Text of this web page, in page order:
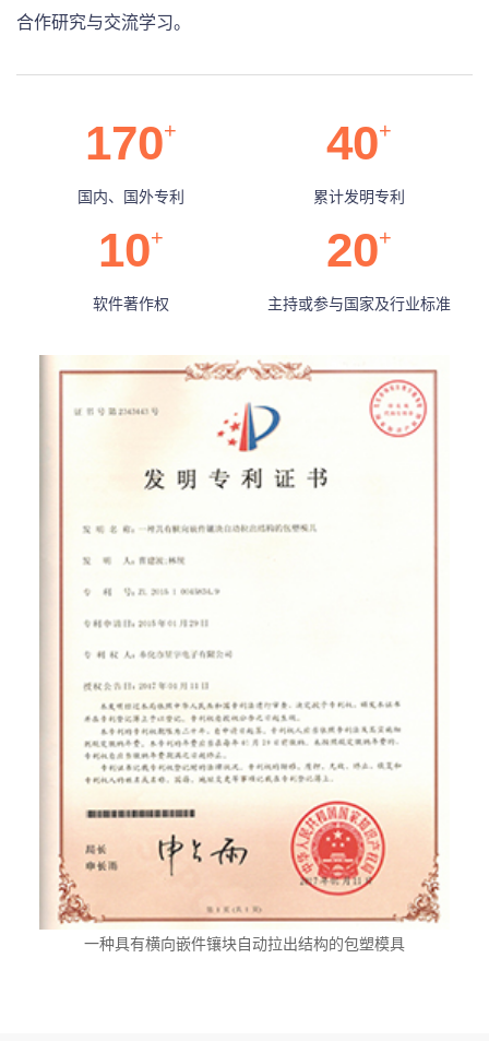
合作研究与交流学习。
170+
国内、国外专利
40+
累计发明专利
10+
软件著作权
20+
主持或参与国家及行业标准
一种具有横向嵌件镶块自动拉出结构的包塑模具